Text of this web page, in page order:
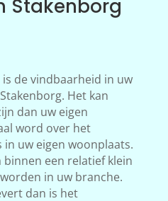
Stakenborg
is de vindbaarheid in uw
Het kan
dan uw eigen
word over het
uw eigen woonplaats.
binnen een relatief klein
in uw branche.
dan is het